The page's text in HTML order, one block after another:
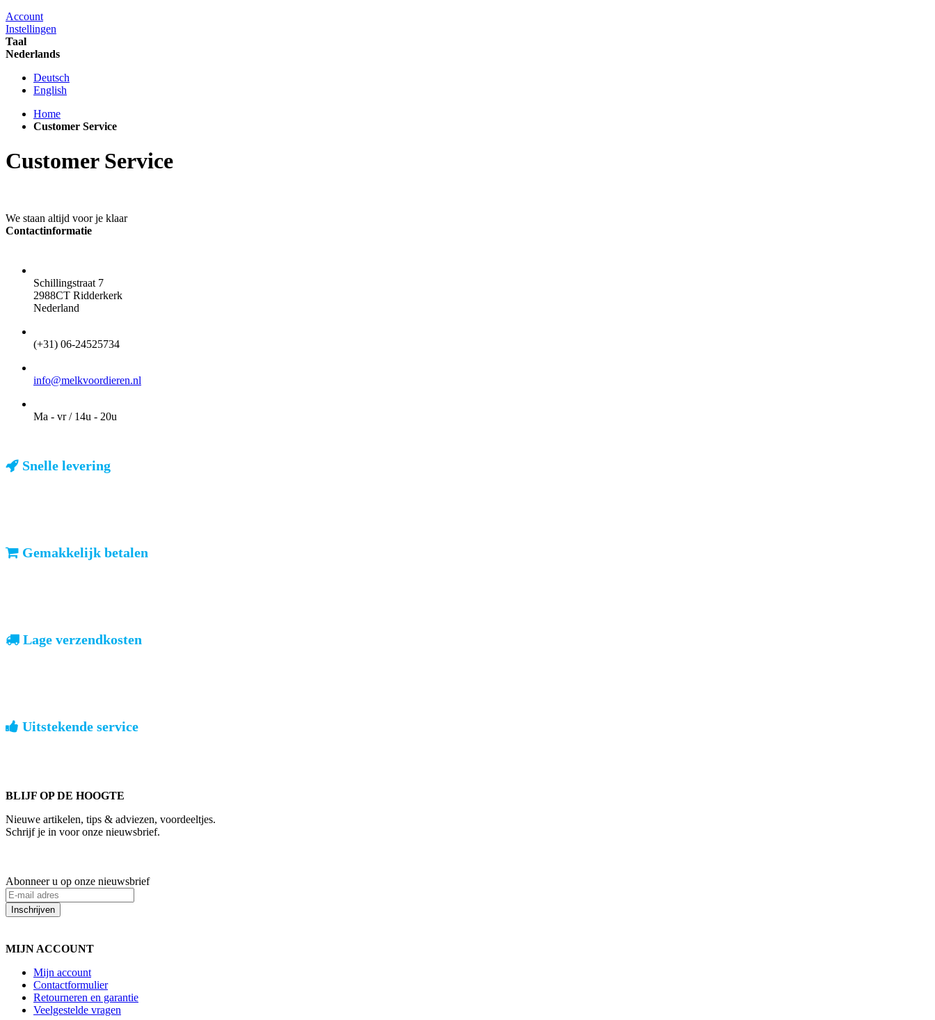
Account
Instellingen
Taal
Nederlands
Deutsch
English
Home
Customer Service
Customer Service
We staan altijd voor je klaar
Contactinformatie
Schillingstraat 7
2988CT Ridderkerk
Nederland
(+31) 06-24525734
info@melkvoordieren.nl
Ma - vr / 14u - 20u
Snelle levering
Gemakkelijk betalen
Lage verzendkosten
Uitstekende service
BLIJF OP DE HOOGTE
Nieuwe artikelen, tips & adviezen, voordeeltjes.
Schrijf je in voor onze nieuwsbrief.
Abonneer u op onze nieuwsbrief
Inschrijven
MIJN ACCOUNT
Mijn account
Contactformulier
Retourneren en garantie
Veelgestelde vragen